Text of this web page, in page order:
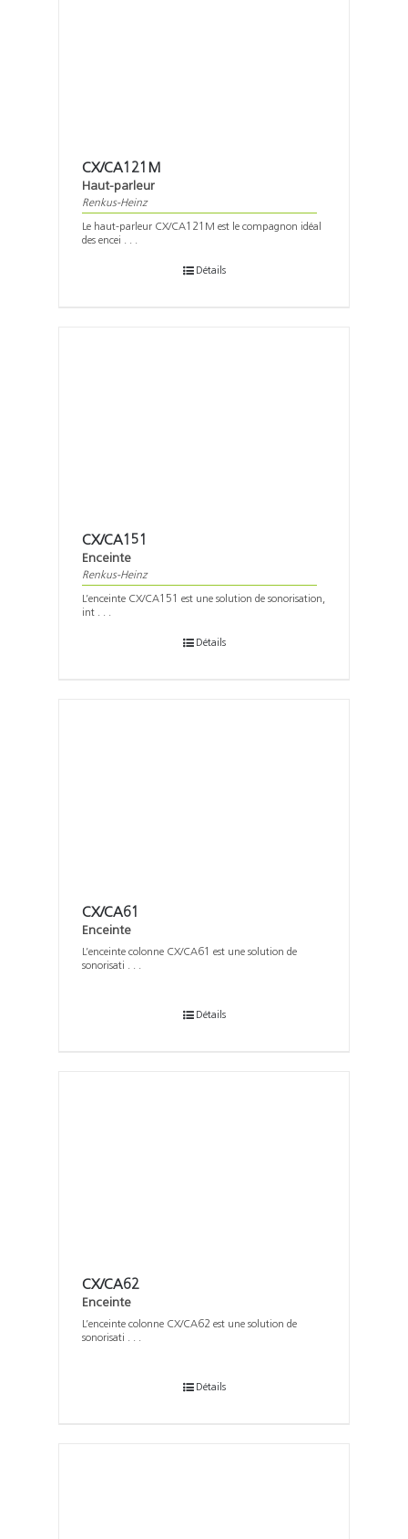
CX/CA121M
Haut-parleur
Renkus-Heinz
Le haut-parleur CX/CA121M est le compagnon idéal
des encei . . .
Détails
CX/CA151
Enceinte
Renkus-Heinz
L’enceinte CX/CA151 est une solution de sonorisation,
int . . .
Détails
CX/CA61
Enceinte
L’enceinte colonne CX/CA61 est une solution de
sonorisati . . .
Détails
CX/CA62
Enceinte
L’enceinte colonne CX/CA62 est une solution de
sonorisati . . .
Détails